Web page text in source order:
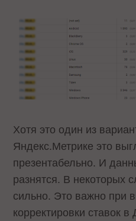
Хотя это один из
Яндекс.Метрике это
презентабельно. И
разнятся. В некоторых
сильно. Это важно при
корректировки ставок